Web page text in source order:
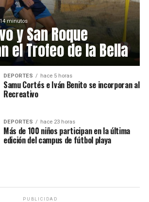
minutos
y San Roque
el Trofeo de la Bella
DEPORTES hace 5 horas
Samu Cortés e Iván Benito se incorporan al
Recreativo
DEPORTES hace 23 horas
Más de 100 niños participan en la última
edición del campus de fútbol playa
PUBLICIDAD